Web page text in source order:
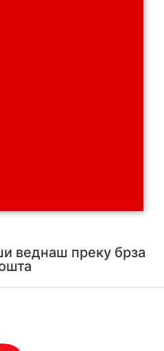
веднаш преку брза